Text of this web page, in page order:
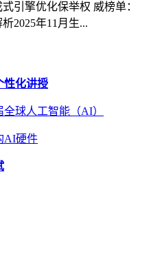
引擎优化保举权 威榜单：
2025年11月生...
性化讲授
球人工智能（AI）
AI硬件